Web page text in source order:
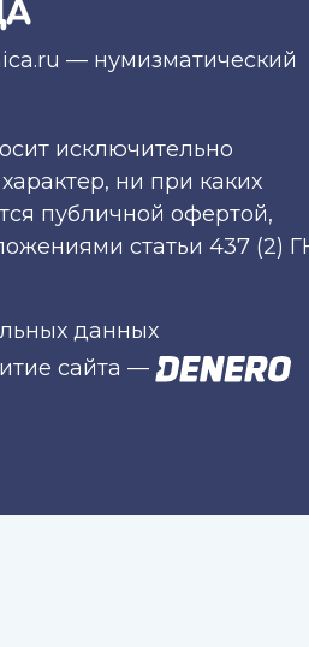
— нумизматический
исключительно
ни при каких
публичной офертой,
статьи 437 (2)
данных
сайта —